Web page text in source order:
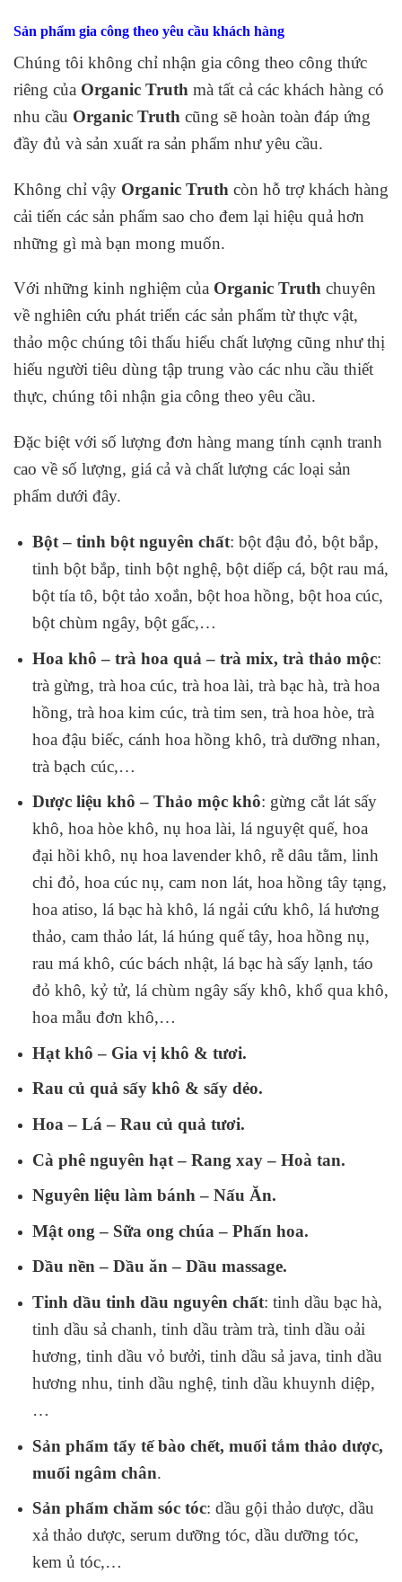
Sản phẩm gia công theo yêu cầu khách hàng
Chúng tôi không chỉ nhận gia công theo công thức
riêng của Organic Truth mà tất cả các khách hàng có
nhu cầu Organic Truth cũng sẽ hoàn toàn đáp ứng
đầy đủ và sản xuất ra sản phẩm như yêu cầu.
Không chỉ vậy Organic Truth còn hỗ trợ khách hàng
cải tiến các sản phẩm sao cho đem lại hiệu quả hơn
những gì mà bạn mong muốn.
Với những kinh nghiệm của Organic Truth chuyên
về nghiên cứu phát triển các sản phẩm từ thực vật,
thảo mộc chúng tôi thấu hiểu chất lượng cũng như thị
hiếu người tiêu dùng tập trung vào các nhu cầu thiết
thực, chúng tôi nhận gia công theo yêu cầu.
Đặc biệt với số lượng đơn hàng mang tính cạnh tranh
cao về số lượng, giá cả và chất lượng các loại sản
phẩm dưới đây.
Bột – tinh bột nguyên chất: bột đậu đỏ, bột bắp,
tinh bột bắp, tinh bột nghệ, bột diếp cá, bột rau má,
bột tía tô, bột tảo xoắn, bột hoa hồng, bột hoa cúc,
bột chùm ngây, bột gấc,…
Hoa khô – trà hoa quả – trà mix, trà thảo mộc:
trà gừng, trà hoa cúc, trà hoa lài, trà bạc hà, trà hoa
hồng, trà hoa kim cúc, trà tim sen, trà hoa hòe, trà
hoa đậu biếc, cánh hoa hồng khô, trà dưỡng nhan,
trà bạch cúc,…
Dược liệu khô – Thảo mộc khô: gừng cắt lát sấy
khô, hoa hòe khô, nụ hoa lài, lá nguyệt quế, hoa
đại hồi khô, nụ hoa lavender khô, rễ dâu tằm, linh
chi đỏ, hoa cúc nụ, cam non lát, hoa hồng tây tạng,
hoa atiso, lá bạc hà khô, lá ngải cứu khô, lá hương
thảo, cam thảo lát, lá húng quế tây, hoa hồng nụ,
rau má khô, cúc bách nhật, lá bạc hà sấy lạnh, táo
đỏ khô, kỷ tử, lá chùm ngây sấy khô, khổ qua khô,
hoa mẫu đơn khô,…
Hạt khô – Gia vị khô & tươi.
Rau củ quả sấy khô & sấy dẻo.
Hoa – Lá – Rau củ quả tươi.
Cà phê nguyên hạt – Rang xay – Hoà tan.
Nguyên liệu làm bánh – Nấu Ăn.
Mật ong – Sữa ong chúa – Phấn hoa.
Dầu nền – Dầu ăn – Dầu massage.
Tinh dầu tinh dầu nguyên chất: tinh dầu bạc hà,
tinh dầu sả chanh, tinh dầu tràm trà, tinh dầu oải
hương, tinh dầu vỏ bưởi, tinh dầu sả java, tinh dầu
hương nhu, tinh dầu nghệ, tinh dầu khuynh diệp,
…
Sản phẩm tẩy tế bào chết, muối tắm thảo dược,
muối ngâm chân.
Sản phẩm chăm sóc tóc: dầu gội thảo dược, dầu
xả thảo dược, serum dưỡng tóc, dầu dưỡng tóc,
kem ủ tóc,…